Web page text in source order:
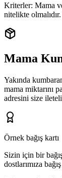
Kriterler: Mama
nitelikte
Mama
Yakında
mama miktarını
adresini size
Örnek bağış kartı
Sizin için bir
dostlarımıza